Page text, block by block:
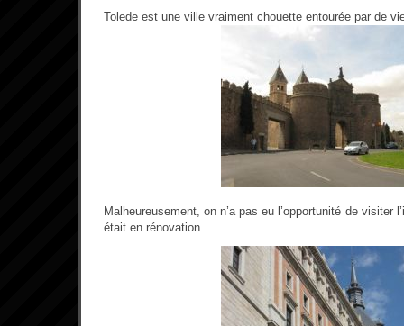
Tolede est une ville vraiment chouette entourée par de
Malheureusement, on n’a pas eu l’opportunité de visiter
était en rénovation...